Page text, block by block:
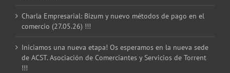
Charla Empresarial: Bizum y nuevo métodos de pago en el
comercio (27.05.26) !!!
Iniciamos una nueva etapa! Os esperamos en la nueva sede
de ACST. Asociación de Comerciantes y Servicios de Torrent
!!!